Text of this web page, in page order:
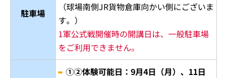
駐車場
（球場南側JR貨物倉庫向かい側にございま
す。）
1軍公式戦開催時の開講日は、一般駐車場
をご利用できません。
①②体験可能日：9月4日（月）、11日